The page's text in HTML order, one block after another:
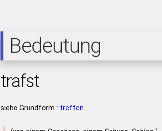
Bedeutung
trafst
siehe Grundform : treffen